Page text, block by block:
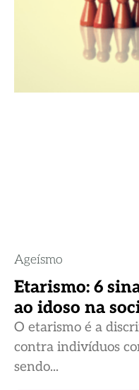
Ageísmo
Etarismo: 6
ao idoso na
O etarismo é a
contra indivíduos
sendo...